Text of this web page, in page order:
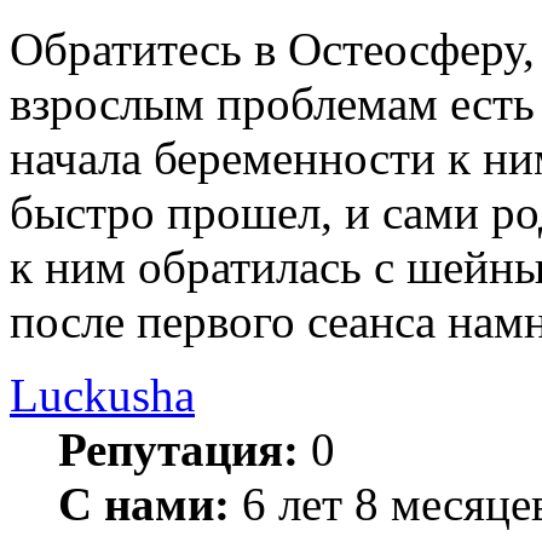
Обратитесь в
взрослым проблемам
начала беременности к
быстро прошел, и сами
к ним обратилась с
после первого сеанса
Luckusha
Репутация: 0
С нами: 6 лет 8